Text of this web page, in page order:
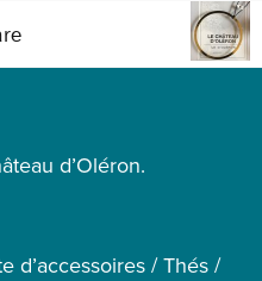
d’Oléron.
d’accessoires / Thés /